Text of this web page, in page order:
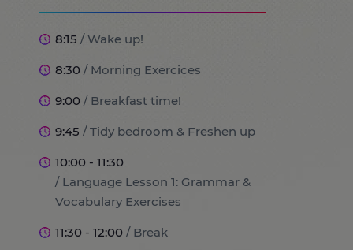
8:15 / Wake up!
8:30 / Morning Exercices
9:00 / Breakfast time!
9:45 / Tidy bedroom & Freshen up
10:00 - 11:30
/ Language Lesson 1: Grammar &
Vocabulary Exercises
11:30 - 12:00 / Break